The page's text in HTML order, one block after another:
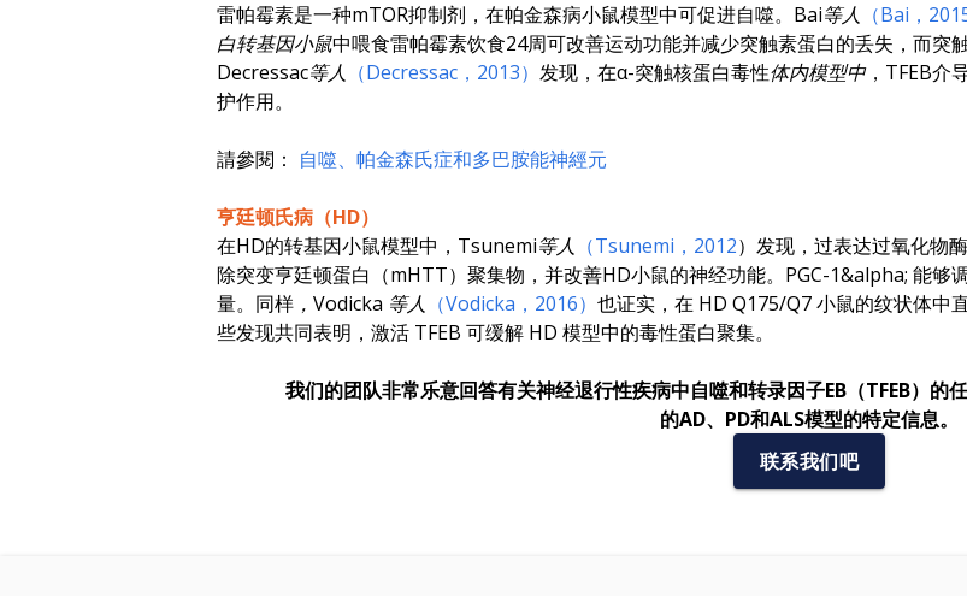
雷帕霉素是一种mTOR抑制剂，在帕金森病小鼠模型中可促进自噬。 Bai等人 （Bai，
白转基因小鼠中喂食雷帕霉素饮食24周可改善运动功能并减少突触素蛋白的丢失，而突
Decressac等人 （Decressac，2013） 发现，在α-突触核蛋白毒性体内模型中，TFEB介
护作用。
請參閱： 自噬、帕金森氏症和多巴胺能神經元
亨廷顿氏病（HD）
在HD的转基因小鼠模型中， Tsunemi等人 （Tsunemi，2012）发现，过表达过氧化物
除突变亨廷顿蛋白（mHTT）聚集物，并改善HD小鼠的神经功能。PGC-1&alpha; 能够
量。同样 ，Vodicka 等人 （Vodicka，2016） 也证实，在 HD Q175/Q7 小鼠的纹状体中
些发现共同表明，激活 TFEB 可缓解 HD 模型中的毒性蛋白聚集。
我们的团队非常乐意回答有关神经退行性疾病中自噬和转录因子EB（TFEB）的
的AD、PD和ALS模型的特定信息。
联系我们吧